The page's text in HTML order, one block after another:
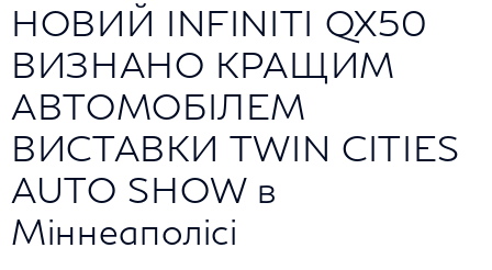
НОВИЙ INFINITI QX50
ВИЗНАНО КРАЩИМ
АВТОМОБІЛЕМ
ВИСТАВКИ TWIN CITIES
AUTO SHOW в
Міннеаполісі